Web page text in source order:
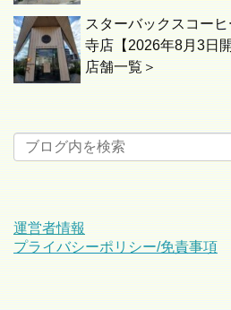
スターバックスコー
寺店【2026年8月3日
店舗一覧＞
運営者情報
プライバシーポリシー/免責事項